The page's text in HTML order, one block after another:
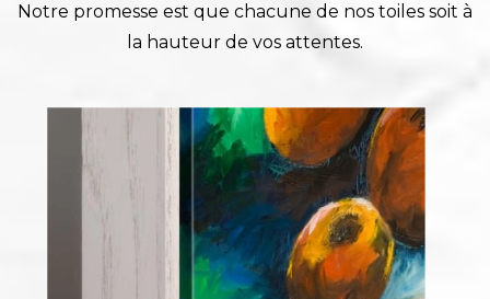
Notre promesse est que chacune de nos toiles soit à
la hauteur de vos attentes.